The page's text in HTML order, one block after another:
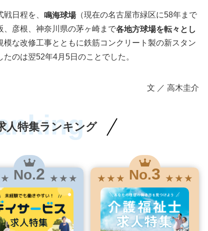
日程を、 鳴海球場（現在の名古屋市緑区に58年まで
、彦根、神奈川県の茅ヶ崎まで各地方球場を転々とし
模な改修工事とともに鉄筋コンクリート製の新スタン
たのは翌52年4月5日のことでした。
文 ／ 高木圭介
人特集ランキング
★ No.2 ★ ★ ★ ★ ★ ★ No.3 ★ ★ ★